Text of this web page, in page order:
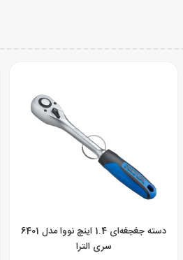
دسته جغجغه‌ای 1.4 اینچ نووا مدل 6401
سری الترا